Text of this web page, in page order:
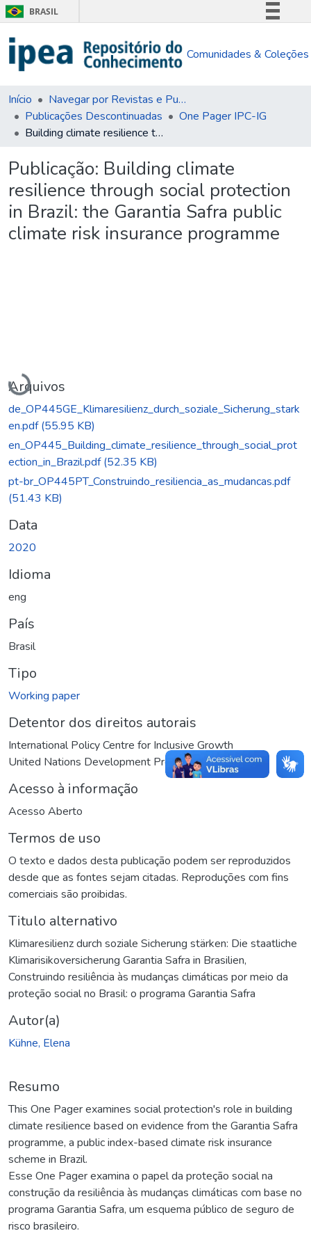
BRASIL
Comunica BR
Legislação
Comunidades & Coleções
Início
Navegar por Revistas e Publicações Seriadas
Publicações Descontinuadas
One Pager IPC-IG
Building climate resilience through social protection in Brazil: the Garantia Safra public climate risk insurance programme
Publicação: Building climate
resilience through social protection
in Brazil: the Garantia Safra public
climate risk insurance programme
Carregando...
Arquivos
de_OP445GE_Klimaresilienz_durch_soziale_Sicherung_stark
en.pdf(55.95 KB)
en_OP445_Building_climate_resilience_through_social_prot
ection_in_Brazil.pdf(52.35 KB)
pt-br_OP445PT_Construindo_resiliencia_as_mudancas.pdf
(51.43 KB)
Data
2020
Idioma
eng
País
Brasil
Tipo
Working paper
Detentor dos direitos autorais
International Policy Centre for Inclusive Growth
United Nations Development Programme
Acesso à informação
Acesso Aberto
Termos de uso
O texto e dados desta publicação podem ser reproduzidos
desde que as fontes sejam citadas. Reproduções com fins
comerciais são proibidas.
Titulo alternativo
Klimaresilienz durch soziale Sicherung stärken: Die staatliche
Klimarisikoversicherung Garantia Safra in Brasilien,
Construindo resiliência às mudanças climáticas por meio da
proteção social no Brasil: o programa Garantia Safra
Autor(a)
Kühne, Elena
Resumo
This One Pager examines social protection's role in building
climate resilience based on evidence from the Garantia Safra
programme, a public index-based climate risk insurance
scheme in Brazil.
Esse One Pager examina o papel da proteção social na
construção da resiliência às mudanças climáticas com base no
programa Garantia Safra, um esquema público de seguro de
risco brasileiro.